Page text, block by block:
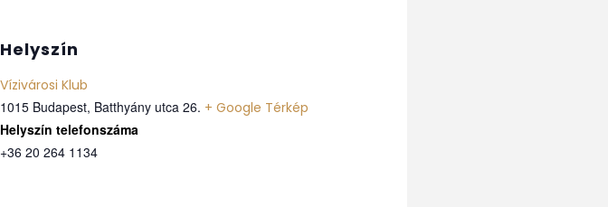
Helyszín
Vízivárosi Klub
1015 Budapest, Batthyány utca 26. + Google Térkép
+36 20 264 1134